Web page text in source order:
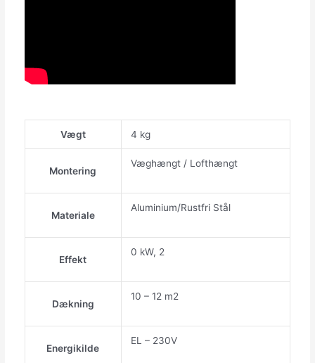
Vægt 4 kg
Montering
Væghængt / Lofthængt
Materiale
Aluminium/Rustfri Stål
Effekt
0 kW, 2
Dækning
10 – 12 m2
Energikilde
EL – 230V